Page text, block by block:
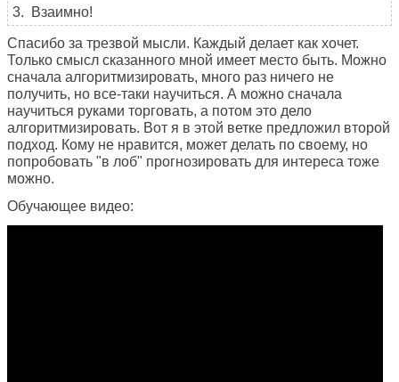
3. Взаимно!
Спасибо за трезвой мысли. Каждый делает как хочет.
Только смысл сказанного мной имеет место быть. Можно
сначала алгоритмизировать, много раз ничего не
получить, но все-таки научиться. А можно сначала
научиться руками торговать, а потом это дело
алгоритмизировать. Вот я в этой ветке предложил второй
подход. Кому не нравится, может делать по своему, но
попробовать "в лоб" прогнозировать для интереса тоже
можно.
Обучающее видео: